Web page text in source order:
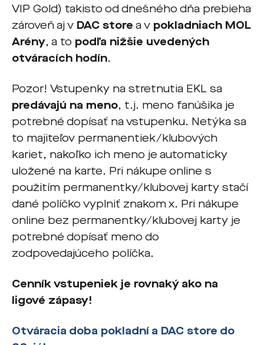
VIP Gold) takisto od dnešného dňa prebieha
zároveň aj v DAC store a v pokladniach MOL
Arény, a to podľa nižšie uvedených
otváracích hodín.
Pozor! Vstupenky na stretnutia EKL sa
predávajú na meno, t.j. meno fanúšika je
potrebné dopísať na vstupenku. Netýka sa
to majiteľov permanentiek/klubových
kariet, nakoľko ich meno je automaticky
uložené na karte. Pri nákupe online s
použitím permanentky/klubovej karty stačí
dané políčko vyplniť znakom x. Pri nákupe
online bez permanentky/klubovej karty je
potrebné dopísať meno do
zodpovedajúceho políčka.
Cenník vstupeniek je rovnaký ako na
ligové zápasy!
Otváracia doba pokladní a DAC store do